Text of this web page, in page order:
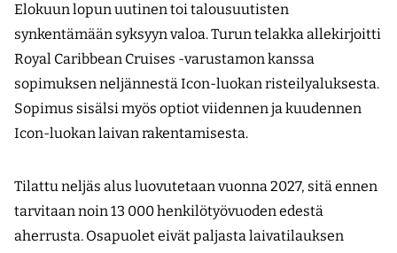
Elokuun lopun uutinen toi talousuutisten
synkentämään syksyyn valoa. Turun telakka allekirjoitti
Royal Caribbean Cruises -varustamon kanssa
sopimuksen neljännestä Icon-luokan risteilyaluksesta.
Sopimus sisälsi myös optiot viidennen ja kuudennen
Icon-luokan laivan rakentamisesta.
Tilattu neljäs alus luovutetaan vuonna 2027, sitä ennen
tarvitaan noin 13 000 henkilötyövuoden edestä
aherrusta. Osapuolet eivät paljasta laivatilauksen